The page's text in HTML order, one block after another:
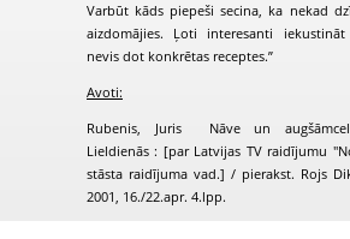
Varbūt kāds piepeši secina, ka nekad
aizdomājies. Ļoti interesanti
nevis dot konkrētas receptes.”
Avoti:
Rubenis, Juris Nāve un
Lieldienās : [par Latvijas TV raidījumu
stāsta raidījuma vad.] / pierakst. Rojs
2001, 16./22.apr. 4.lpp.